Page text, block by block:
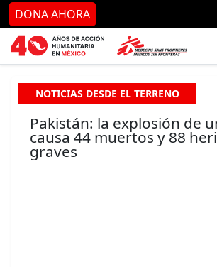
Ir al contenido principal
DONA AHORA
NOTICIAS DESDE EL TERRENO
Pakistán: la explosión de
causa 44 muertos y 88
graves